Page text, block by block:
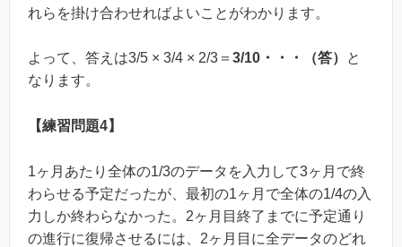
れらを掛け合わせればよいことがわかります。
よって、答えは3/5 × 3/4 × 2/3＝ 3/10・・・（答）
と
なります。
【練習問題4】
1ヶ月あたり全体の1/3のデータを入力して3ヶ月で終
わらせる予定だったが、最初の1ヶ月で全体の1/4の入
力しか終わらなかった。2ヶ月目終了までに予定通り
の進行に復帰させるには、2ヶ月目に全データのどれ